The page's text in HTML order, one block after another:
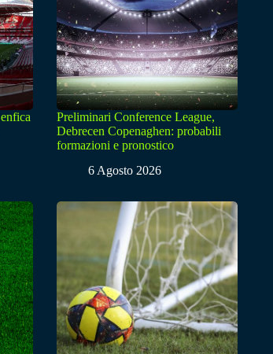
Preliminari Conference League,
Debrecen Copenaghen: probabili
formazioni e pronostico
6 Agosto 2026